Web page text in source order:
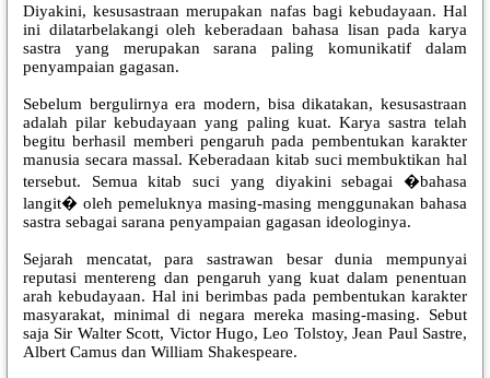
Diyakini, kesusastraan merupakan nafas bagi kebudayaan. Hal
ini dilatarbelakangi oleh keberadaan bahasa lisan pada karya
sastra yang merupakan sarana paling komunikatif dalam
penyampaian gagasan.
Sebelum bergulirnya era modern, bisa dikatakan, kesusastraan
adalah pilar kebudayaan yang paling kuat. Karya sastra telah
begitu berhasil memberi pengaruh pada pembentukan karakter
manusia secara massal. Keberadaan kitab suci membuktikan hal
tersebut. Semua kitab suci yang diyakini sebagai �bahasa
langit� oleh pemeluknya masing-masing menggunakan bahasa
sastra sebagai sarana penyampaian gagasan ideologinya.
Sejarah mencatat, para sastrawan besar dunia mempunyai
reputasi mentereng dan pengaruh yang kuat dalam penentuan
arah kebudayaan. Hal ini berimbas pada pembentukan karakter
masyarakat, minimal di negara mereka masing-masing. Sebut
saja Sir Walter Scott, Victor Hugo, Leo Tolstoy, Jean Paul Sastre,
Albert Camus dan William Shakespeare.